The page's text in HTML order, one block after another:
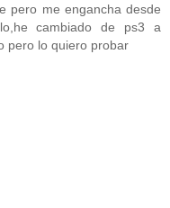
pero me engancha desde
cambiado de ps3 a
pero lo quiero probar